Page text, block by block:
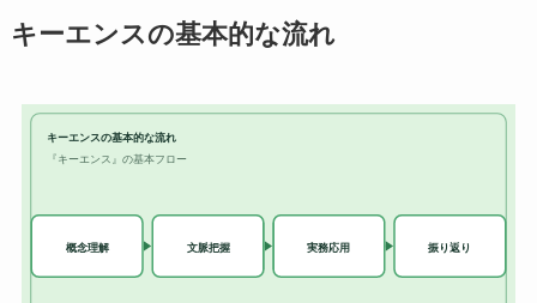
キーエンスの基本的な流れ
キーエンスの基本的な流れ
『キーエンス』の基本フロー
概念理解 文脈把握 実務応用 振り返り